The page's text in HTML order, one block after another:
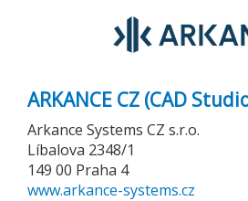
ARKANCE CZ (CAD
Arkance Systems CZ s.r.o.
Líbalova 2348/1
149 00 Praha 4
www.arkance-systems.cz